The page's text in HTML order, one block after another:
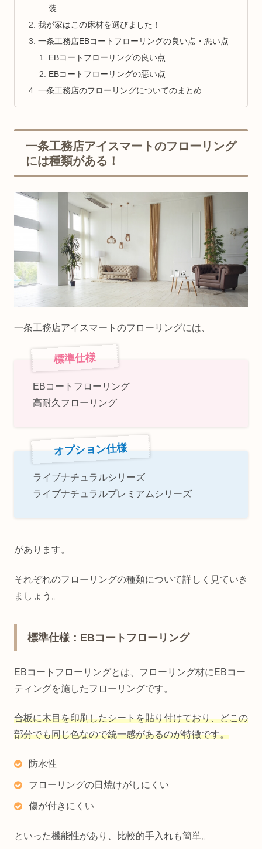
装
我が家はこの床材を選びました！
一条工務店EBコートフローリングの良い点・悪い点
EBコートフローリングの良い点
EBコートフローリングの悪い点
一条工務店のフローリングについてのまとめ
一条工務店アイスマートのフローリング
には種類がある！
一条工務店アイスマートのフローリングには、
標準仕様
EBコートフローリング
高耐久フローリング
オプション仕様
ライブナチュラルシリーズ
ライブナチュラルプレミアムシリーズ
があります。
それぞれのフローリングの種類について詳しく見ていき
ましょう。
標準仕様：EBコートフローリング
EBコートフローリングとは、フローリング材にEBコー
ティングを施したフローリングです。
合板に木目を印刷したシートを貼り付けており、どこの
部分でも同じ色なので統一感があるのが特徴です。
防水性
フローリングの日焼けがしにくい
傷が付きにくい
といった機能性があり、比較的手入れも簡単。